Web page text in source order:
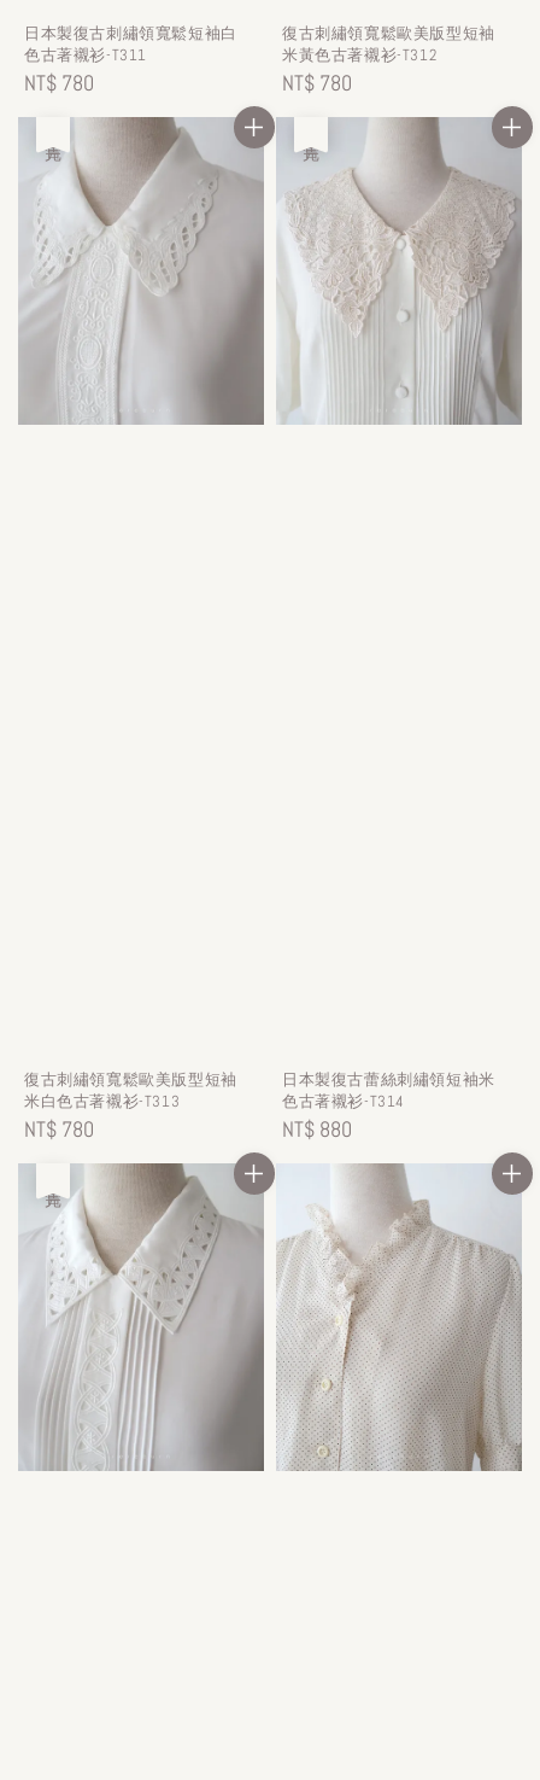
日本製復古刺繡領寬鬆短袖白
色古著襯衫-T311
Regular
price
NT$ 780
復古刺繡領寬鬆歐美版型短袖
米黃色古著襯衫-T312
Regular
price
NT$ 780
復古刺繡領寬鬆歐美版型短袖
米白色古著襯衫-T313
Regular
price
NT$ 780
日本製復古蕾絲刺繡領短袖米
色古著襯衫-T314
Regular
NT$ 880